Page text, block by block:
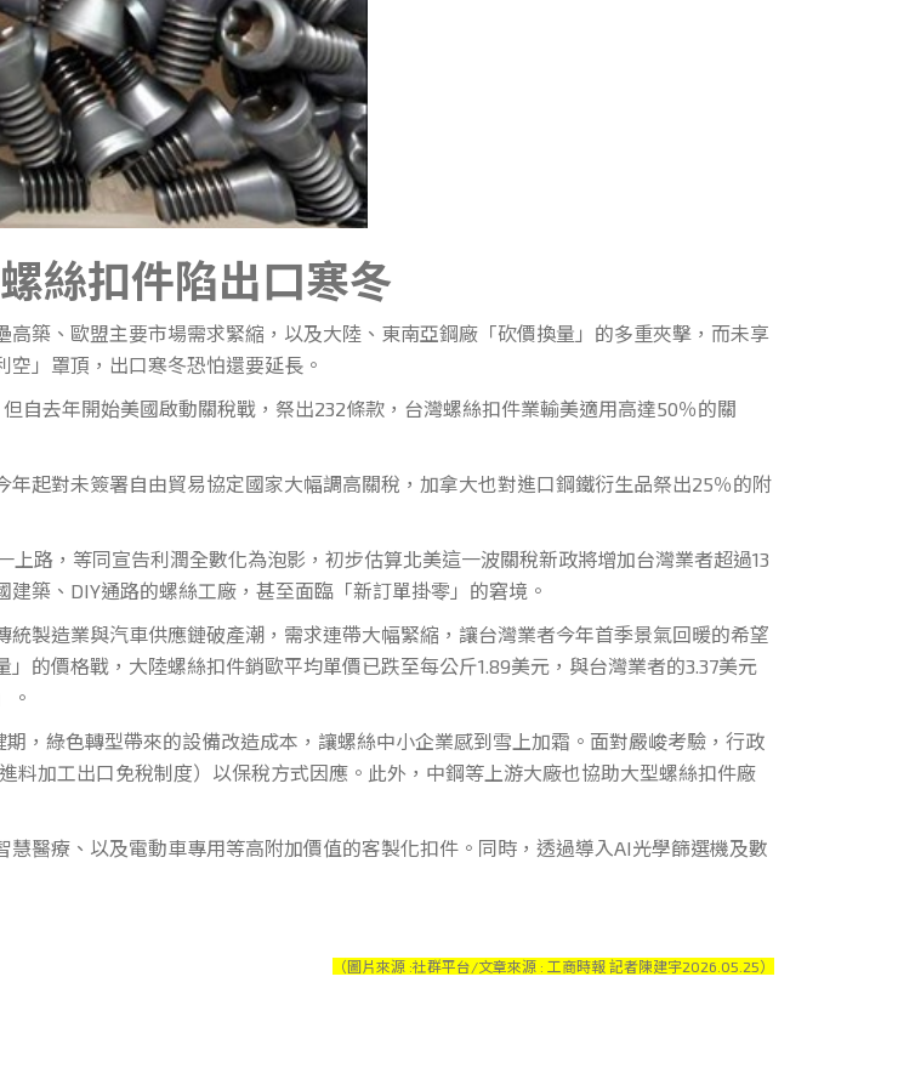
螺絲扣件陷出口寒冬
、歐盟主要市場需求緊縮，以及大陸、東南亞鋼廠「砍價換量」的多重夾擊，而未享
」罩頂，出口寒冬恐怕還要延長。
去年開始美國啟動關稅戰，祭出232條款，台灣螺絲扣件業輸美適用高達50％的關
對未簽署自由貿易協定國家大幅調高關稅，加拿大也對進口鋼鐵衍生品祭出25％的附
，等同宣告利潤全數化為泡影，初步估算北美這一波關稅新政將增加台灣業者超過13
築、DIY通路的螺絲工廠，甚至面臨「新訂單掛零」的窘境。
造業與汽車供應鏈破產潮，需求連帶大幅緊縮，讓台灣業者今年首季景氣回暖的希望
的價格戰，大陸螺絲扣件銷歐平均單價已跌至每公斤1.89美元，與台灣業者的3.37美元
。
綠色轉型帶來的設備改造成本，讓螺絲中小企業感到雪上加霜。面對嚴峻考驗，行政
加工出口免稅制度）以保稅方式因應。此外，中鋼等上游大廠也協助大型螺絲扣件廠
療、以及電動車專用等高附加價值的客製化扣件。同時，透過導入AI光學篩選機及數
（圖片來源 :社群平台/文章來源 : 工商時報 記者陳建宇2026.05.25）